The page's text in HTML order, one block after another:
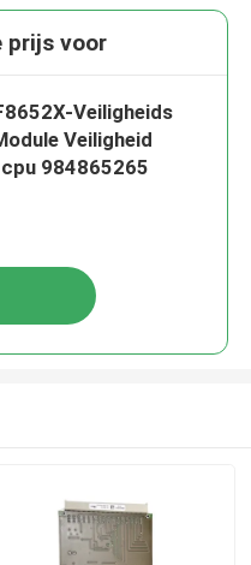
prijs voor
Veiligheids
Veiligheid
984865265